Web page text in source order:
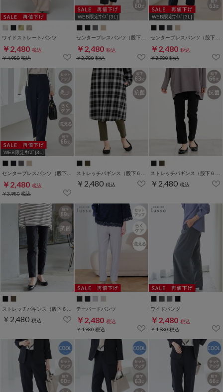
ワイドストレートパンツ
￥2,480 税込
￥4,980税込
WEB限定ｻｲｽﾞ[3L]
センタープレスパンツ（股下６０ｃｍ）
￥2,480 税込
￥3,980税込
WEB限定ｻｲｽﾞ[3L]
センタープレスパンツ（股下６３ｃｍ）
￥2,480 税込
￥3,980税込
WEB限定ｻｲｽﾞ[3L]
￥2,480 税込
￥3,980税込
￥2,480 税込 ￥2,480 税込
￥2,480 税込
テーパードパンツ
￥2,480 税込
￥4,980税込
ワイドパンツ
￥2,480 税込
￥4,980税込